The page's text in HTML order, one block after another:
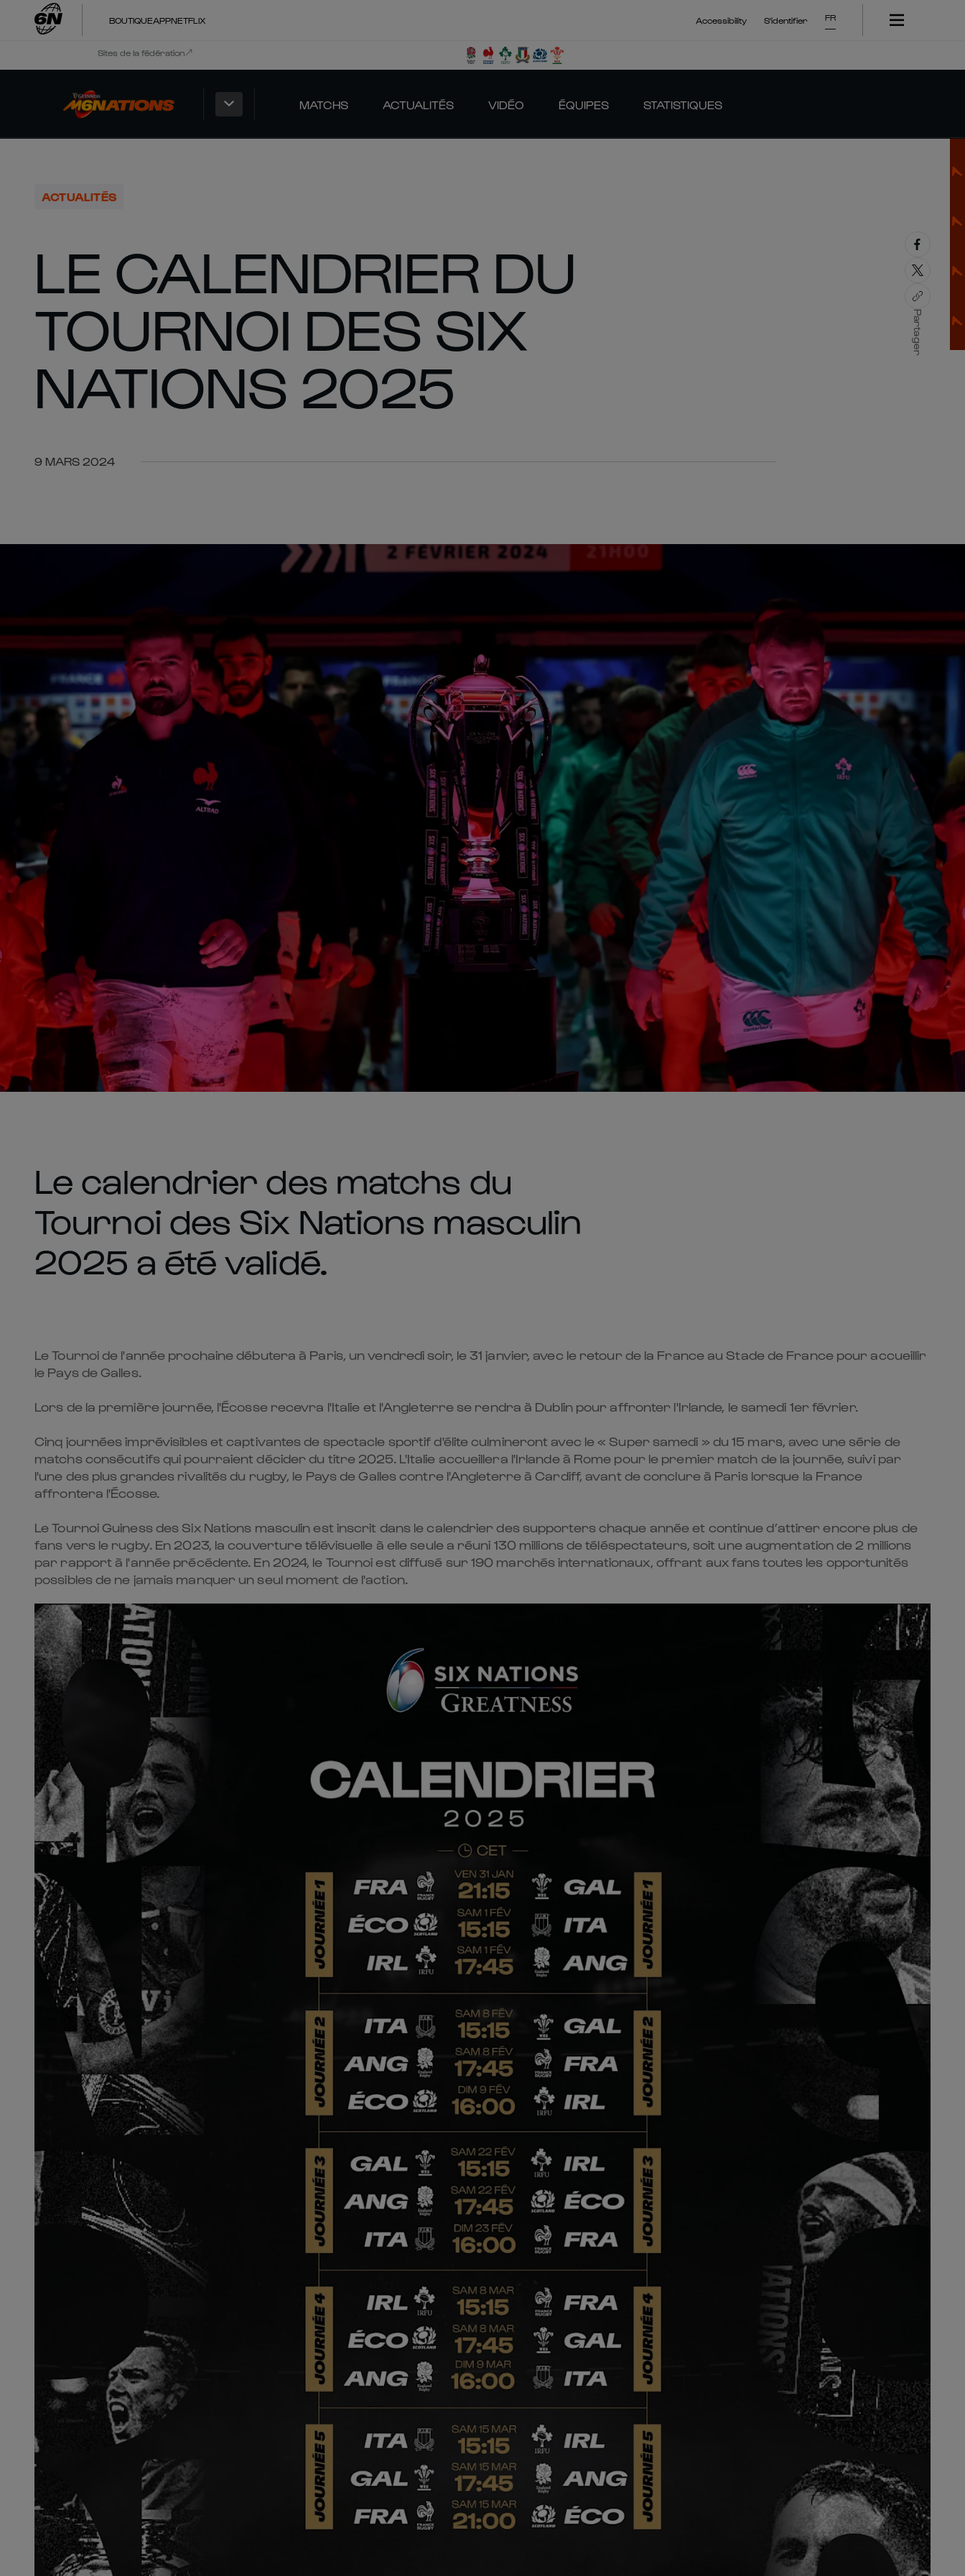
BOUTIQUEAPPNETFLIX Accessibility S'identifier FR
Sites de la fédération
MATCHS ACTUALITÉS VIDÉO ÉQUIPES STATISTIQUES
ACTUALITÉS
LE CALENDRIER DU
TOURNOI DES SIX
NATIONS 2025
9 MARS 2024
Partager
Le calendrier des matchs du
Tournoi des Six Nations masculin
2025 a été validé.
Le Tournoi de l'année prochaine débutera à Paris, un vendredi soir, le 31 janvier, avec le retour de la France au Stade de France pour accueillir
le Pays de Galles.
Lors de la première journée, l'Écosse recevra l'Italie et l'Angleterre se rendra à Dublin pour affronter l'Irlande, le samedi 1er février.
Cinq journées imprévisibles et captivantes de spectacle sportif d'élite culmineront avec le « Super samedi » du 15 mars, avec une série de
matchs consécutifs qui pourraient décider du titre 2025. L'Italie accueillera l'Irlande à Rome pour le premier match de la journée, suivi par
l'une des plus grandes rivalités du rugby, le Pays de Galles contre l'Angleterre à Cardiff, avant de conclure à Paris lorsque la France
affrontera l'Écosse.
Le Tournoi Guiness des Six Nations masculin est inscrit dans le calendrier des supporters chaque année et continue d’attirer encore plus de
fans vers le rugby. En 2023, la couverture télévisuelle à elle seule a réuni 130 millions de téléspectateurs, soit une augmentation de 2 millions
par rapport à l'année précédente. En 2024, le Tournoi est diffusé sur 190 marchés internationaux, offrant aux fans toutes les opportunités
possibles de ne jamais manquer un seul moment de l'action.